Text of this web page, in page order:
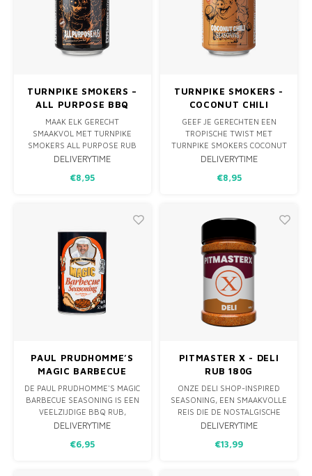
TURNPIKE SMOKERS –
ALL PURPOSE BBQ
RUB 235G
MAAK ELK GERECHT
SMAAKVOL MET TURNPIKE
SMOKERS ALL PURPOSE RUB
(235G). DEZE MIX VAN ZOUT,
PAPRIKA EN AROMATISCHE
DELIVERYTIME
€8,95
TURNPIKE SMOKERS -
COCONUT CHILI
SEASONING 235G
GEEF JE GERECHTEN EEN
TROPISCHE TWIST MET
TURNPIKE SMOKERS COCONUT
CHILI SEASONING (235G):
PITTIGE CHILI EN
GROENTEN, MARINADES EN
NOG VEEL MEER.
DELIVERYTIME
€8,95
PAUL PRUDHOMME’S
MAGIC BARBECUE
SEASONING (154G)
DE PAUL PRUDHOMME'S MAGIC
BARBECUE SEASONING IS EEN
VEELZIJDIGE BBQ RUB,
PERFECT VOOR DIVERSE
BRISKET, KIP EN
DELIVERYTIME
€6,95
PITMASTER X - DELI
RUB 180G
ONZE DELI SHOP-INSPIRED
SEASONING, EEN SMAAKVOLLE
REIS DIE DE NOSTALGISCHE
ESSENTIE VAN JE FAVORIETE
JE EIGEN KEUKEN BRENGT.
DELIVERYTIME
€13,99